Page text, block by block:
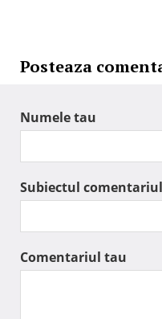
Posteaza
Numele tau
Subiectul
Comentariul tau